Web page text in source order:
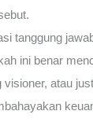
tanggung
ini benar
visioner, atau